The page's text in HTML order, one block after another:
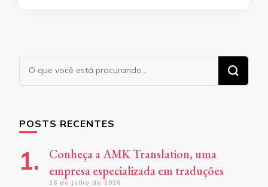
Procurando
POSTS RECENTES
Conheça a AMK Translation, uma
empresa especializada em traduções
16 de julho de 2026